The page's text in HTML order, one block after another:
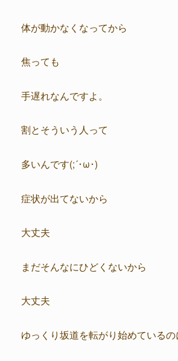
体が動かなくなってから
焦っても
手遅れなんですよ。
割とそういう人って
多いんです(;´･ω･)
症状が出てないから
大丈夫
まだそんなにひどくないから
大丈夫
ゆっくり坂道を転がり始めているの